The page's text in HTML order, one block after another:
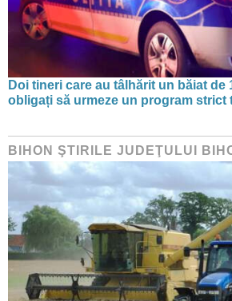
Doi tineri care au tâlhărit un băiat de
obligați să urmeze un program strict
BIHON ŞTIRILE JUDEŢULUI